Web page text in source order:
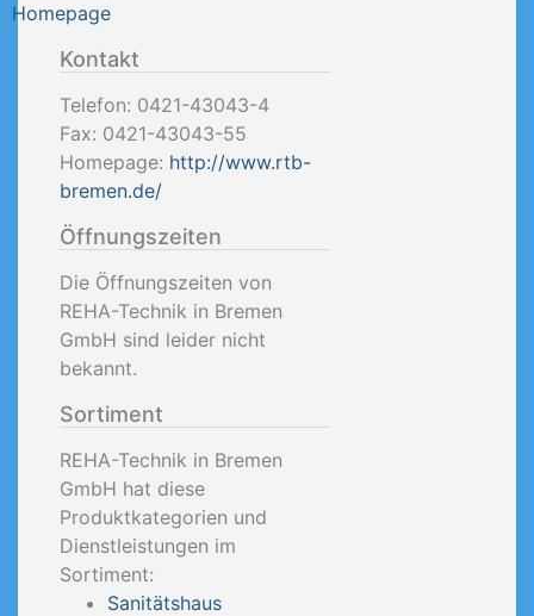
Homepage
Kontakt
Telefon: 0421-43043-4
Fax: 0421-43043-55
Homepage: http://www.rtb-
bremen.de/
Öffnungszeiten
Die Öffnungszeiten von
REHA-Technik in Bremen
GmbH sind leider nicht
bekannt.
Sortiment
REHA-Technik in Bremen
GmbH hat diese
Produktkategorien und
Dienstleistungen im
Sortiment:
Sanitätshaus